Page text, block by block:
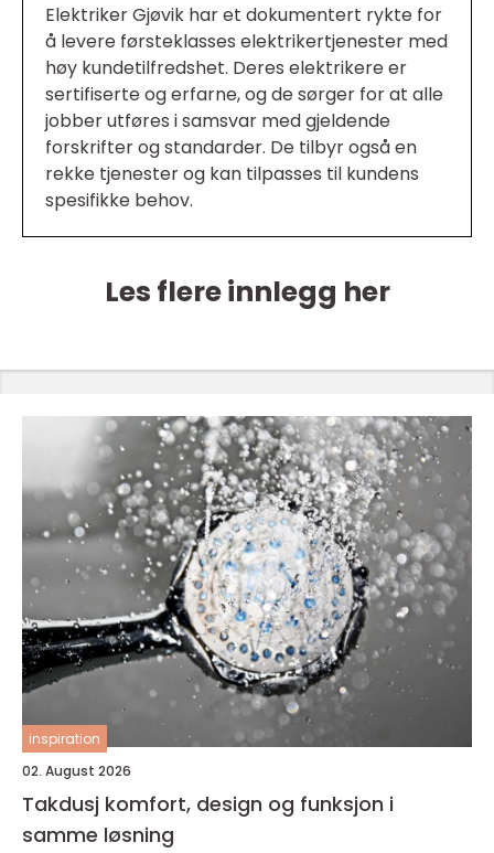
Elektriker Gjøvik har et dokumentert rykte for
å levere førsteklasses elektrikertjenester med
høy kundetilfredshet. Deres elektrikere er
sertifiserte og erfarne, og de sørger for at alle
jobber utføres i samsvar med gjeldende
forskrifter og standarder. De tilbyr også en
rekke tjenester og kan tilpasses til kundens
spesifikke behov.
Les flere innlegg her
inspiration
02. August 2026
Takdusj komfort, design og funksjon i
samme løsning